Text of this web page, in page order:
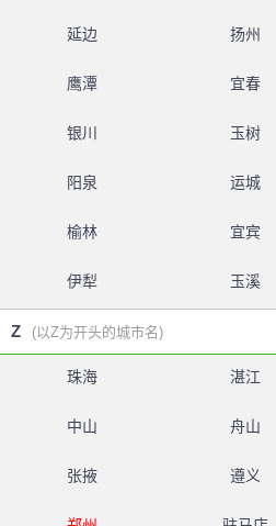
延边 扬州
鹰潭 宜春
银川 玉树
阳泉 运城
榆林 宜宾
伊犁 玉溪
Z (以Z为开头的城市名)
珠海 湛江
中山 舟山
张掖 遵义